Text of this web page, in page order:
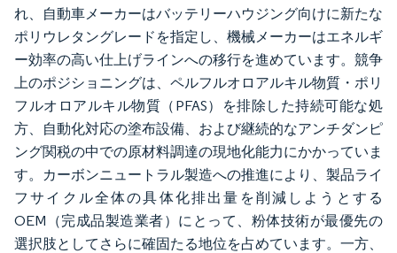
れ、自動車メーカーはバッテリーハウジング向けに新たな
ポリウレタングレードを指定し、機械メーカーはエネルギ
ー効率の高い仕上げラインへの移行を進めています。競争
上のポジショニングは、ペルフルオロアルキル物質・ポリ
フルオロアルキル物質（PFAS）を排除した持続可能な処
方、自動化対応の塗布設備、および継続的なアンチダンピ
ング関税の中での原材料調達の現地化能力にかかっていま
す。カーボンニュートラル製造への推進により、製品ライ
フサイクル全体の具体化排出量を削減しようとする
OEM（完成品製造業者）にとって、粉体技術が最優先の
選択肢としてさらに確固たる地位を占めています。一方、